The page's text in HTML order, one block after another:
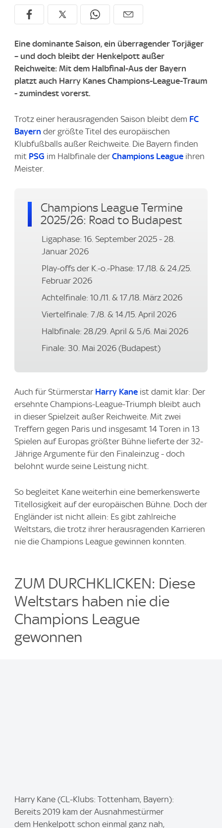
Eine dominante Saison, ein überragender Torjäger
– und doch bleibt der Henkelpott außer
Reichweite: Mit dem Halbfinal-Aus der Bayern
platzt auch Harry Kanes Champions-League-Traum
- zumindest vorerst.
Trotz einer herausragenden Saison bleibt dem FC
Bayern der größte Titel des europäischen
Klubfußballs außer Reichweite. Die Bayern finden
mit PSG im Halbfinale der Champions League ihren
Meister.
Champions League Termine
2025/26: Road to Budapest
Ligaphase: 16. September 2025 - 28.
Januar 2026
Play-offs der K.-o.-Phase: 17./18. & 24./25.
Februar 2026
Achtelfinale: 10./11. & 17./18. März 2026
Viertelfinale: 7./8. & 14./15. April 2026
Halbfinale: 28./29. April & 5./6. Mai 2026
Finale: 30. Mai 2026 (Budapest)
Auch für Stürmerstar Harry Kane ist damit klar: Der
ersehnte Champions-League-Triumph bleibt auch
in dieser Spielzeit außer Reichweite. Mit zwei
Treffern gegen Paris und insgesamt 14 Toren in 13
Spielen auf Europas größter Bühne lieferte der 32-
Jährige Argumente für den Finaleinzug - doch
belohnt wurde seine Leistung nicht.
So begleitet Kane weiterhin eine bemerkenswerte
Titellosigkeit auf der europäischen Bühne. Doch der
Engländer ist nicht allein: Es gibt zahlreiche
Weltstars, die trotz ihrer herausragenden Karrieren
nie die Champions League gewinnen konnten.
ZUM DURCHKLICKEN: Diese
Weltstars haben nie die
Champions League
gewonnen
m
Harry Kane (CL-Klubs: Tottenham, Bayern):
Bereits 2019 kam der Ausnahmestürmer
dem Henkelpott schon einmal ganz nah,